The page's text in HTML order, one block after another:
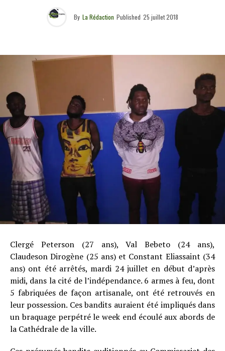
By La Rédaction Published 25 juillet 2018
Clergé Peterson (27 ans), Val Bebeto (24 ans),
Claudeson Dirogène (25 ans) et Constant Eliassaint (34
ans) ont été arrêtés, mardi 24 juillet en début d’après
midi, dans la cité de l’indépendance. 6 armes à feu, dont
5 fabriquées de façon artisanale, ont été retrouvés en
leur possession. Ces bandits auraient été impliqués dans
un braquage perpétré le week end écoulé aux abords de
la Cathédrale de la ville.